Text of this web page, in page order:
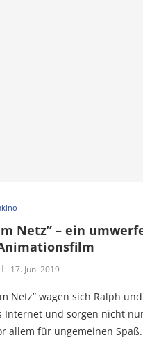
Netz” – ein
17. Juni 2019
Netz” wagen sich Ralph
Internet und sorgen nicht
allem für ungemeinen Spaß.